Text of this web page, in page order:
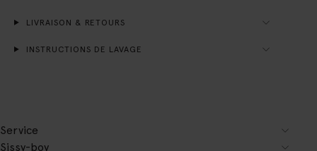
LIVRAISON & RETOURS
INSTRUCTIONS DE LAVAGE
Service
Sissy-boy